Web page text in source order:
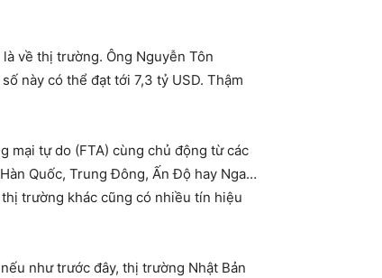
về thị trường. Ông Nguyễn Tôn
này có thể đạt tới 7,3 tỷ USD. Thậm
mại tự do (FTA) cùng chủ động từ các
Quốc, Trung Đông, Ấn Độ hay Nga…
trường khác cũng có nhiều tín hiệu
như trước đây, thị trường Nhật Bản